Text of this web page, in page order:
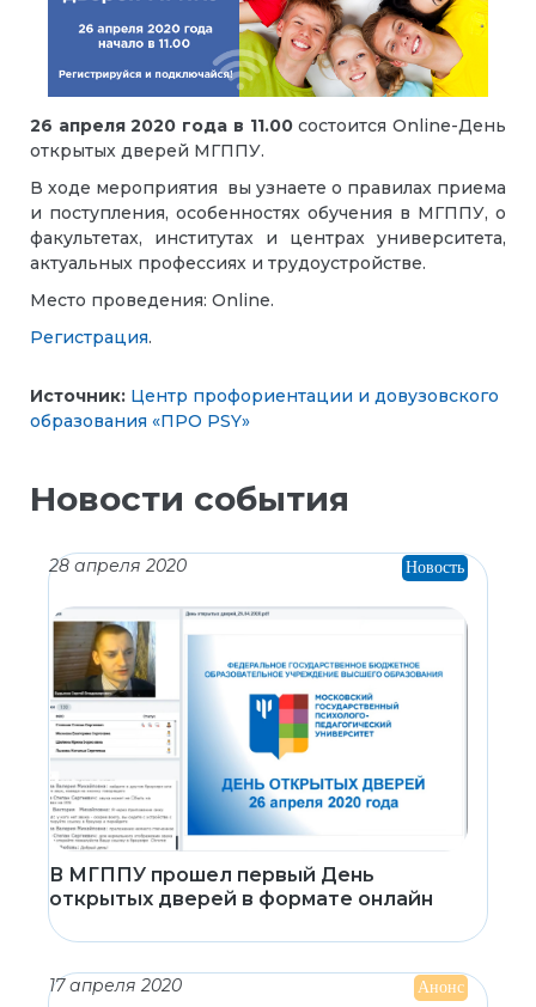
26 апреля 2020 года в 11.00состоится Online-День
открытых дверей МГППУ.
В ходе мероприятия вы узнаете о правилах приема
и поступления, особенностях обучения в МГППУ, о
факультетах, институтах и центрах университета,
актуальных профессиях и трудоустройстве.
Место проведения: Online.
Регистрация.
Источник: Центр профориентации и довузовского
образования «ПРО PSY»
Новости события
28 апреля 2020 Новость
В МГППУ прошел первый День
открытых дверей в формате онлайн
17 апреля 2020 Анонс